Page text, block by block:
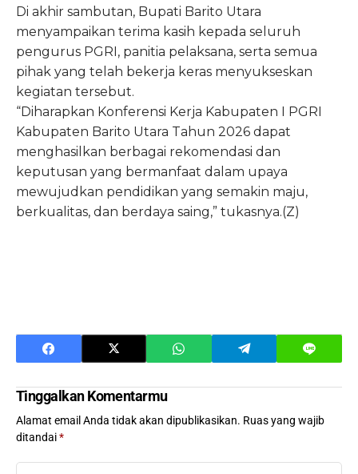
Di akhir sambutan, Bupati Barito Utara
menyampaikan terima kasih kepada seluruh
pengurus PGRI, panitia pelaksana, serta semua
pihak yang telah bekerja keras menyukseskan
kegiatan tersebut.
“Diharapkan Konferensi Kerja Kabupaten I PGRI
Kabupaten Barito Utara Tahun 2026 dapat
menghasilkan berbagai rekomendasi dan
keputusan yang bermanfaat dalam upaya
mewujudkan pendidikan yang semakin maju,
berkualitas, dan berdaya saing,” tukasnya.(Z)
Tinggalkan Komentarmu
Alamat email Anda tidak akan dipublikasikan. Ruas yang wajib
ditandai*